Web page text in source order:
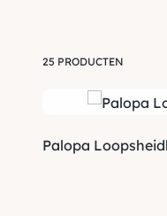
25 PRODUCTEN
Palopa